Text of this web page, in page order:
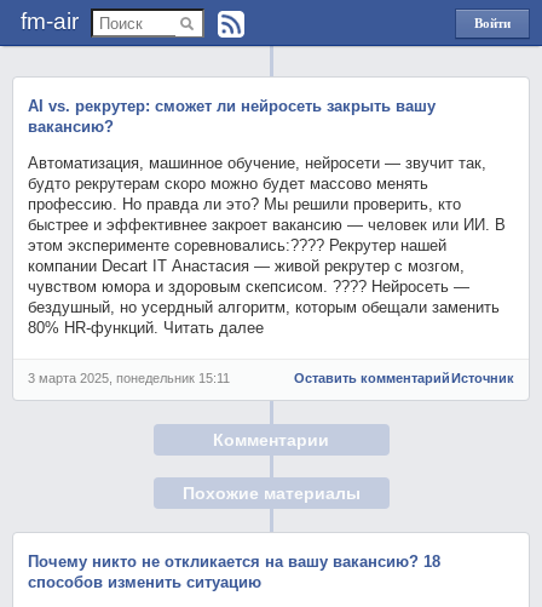
fm-air
Войти
через
AI vs. рекрутер: сможет ли нейросеть закрыть вашу
вакансию?
Автоматизация, машинное обучение, нейросети — звучит так,
будто рекрутерам скоро можно будет массово менять
профессию. Но правда ли это? Мы решили проверить, кто
быстрее и эффективнее закроет вакансию — человек или ИИ. В
этом эксперименте соревновались:???? Рекрутер нашей
компании Decart IT Анастасия — живой рекрутер с мозгом,
чувством юмора и здоровым скепсисом. ???? Нейросеть —
бездушный, но усердный алгоритм, которым обещали заменить
80% HR-функций. Читать далее
3 марта 2025, понедельник 15:11 Оставить комментарийИсточник
Комментарии
Похожие материалы
Почему никто не откликается на вашу вакансию? 18
способов изменить ситуацию